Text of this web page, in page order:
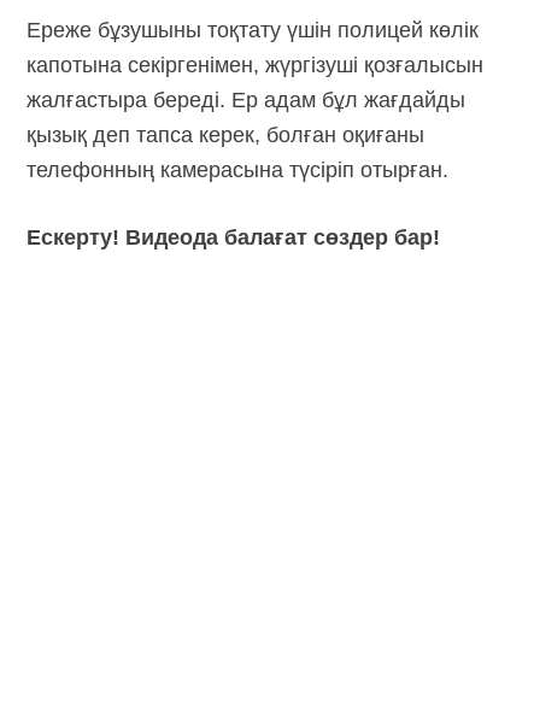
Ереже бұзушыны тоқтату үшін полицей көлік
капотына секіргенімен, жүргізуші қозғалысын
жалғастыра береді. Ер адам бұл жағдайды
қызық деп тапса керек, болған оқиғаны
телефонның камерасына түсіріп отырған.
Ескерту! Видеода балағат сөздер бар!